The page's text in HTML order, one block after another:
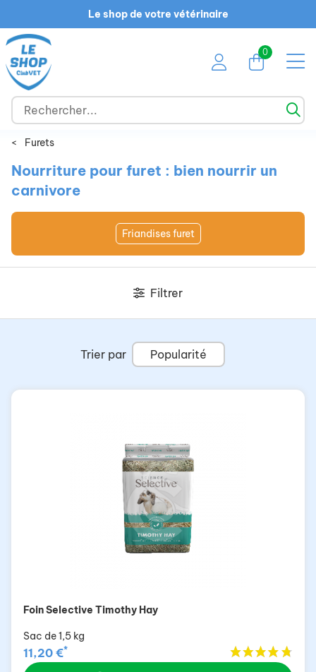
Le shop de votre vétérinaire
0
< Furets
Nourriture pour furet : bien nourrir un
carnivore
Friandises furet
Filtrer
Trier par Popularité
Foin Selective Timothy Hay
Sac de 1,5 kg
11,20 €*